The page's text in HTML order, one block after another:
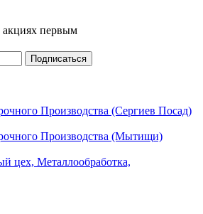
акциях первым
Производства (Сергиев Посад)
Производства (Мытищи)
цех, Металлообработка,